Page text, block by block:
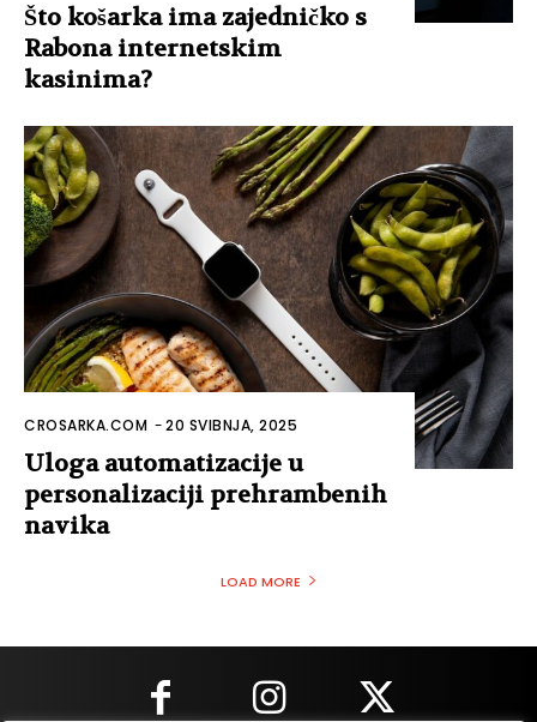
Što košarka ima zajedničko s
Rabona internetskim
kasinima?
CROSARKA.COM -20 SVIBNJA, 2025
Uloga automatizacije u
personalizaciji prehrambenih
navika
LOAD MORE